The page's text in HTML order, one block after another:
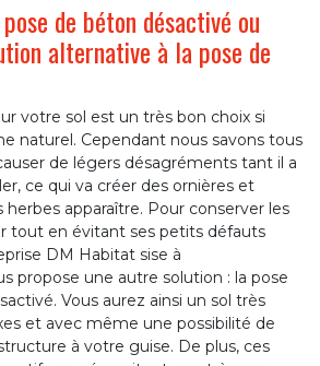
de béton désactivé ou
alternative à la pose de
votre sol est un très bon choix si
naturel. Cependant nous savons tous
de légers désagréments tant il a
ce qui va créer des ornières et
herbes apparaître. Pour conserver les
tout en évitant ses petits défauts
DM Habitat sise à
propose une autre solution : la pose
Vous aurez ainsi un sol très
et avec même une possibilité de
à votre guise. De plus, ces